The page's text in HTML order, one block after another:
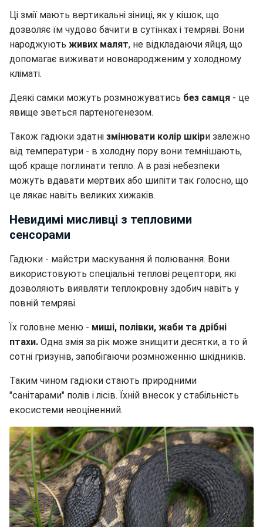
Ці змії мають вертикальні зіниці, як у кішок, що
дозволяє їм чудово бачити в сутінках і темряві. Вони
народжують живих малят, не відкладаючи яйця, що
допомагає виживати новонародженим у холодному
кліматі.
Деякі самки можуть розмножуватись без самця - це
явище зветься партеногенезом.
Також гадюки здатні змінювати колір шкіри залежно
від температури - в холодну пору вони темнішають,
щоб краще поглинати тепло. А в разі небезпеки
можуть вдавати мертвих або шипіти так голосно, що
це лякає навіть великих хижаків.
Невидимі мисливці з тепловими
сенсорами
Гадюки - майстри маскування й полювання. Вони
використовують спеціальні теплові рецептори, які
дозволяють виявляти теплокровну здобич навіть у
повній темряві.
Їх головне меню - миші, полівки, жаби та дрібні
птахи. Одна змія за рік може знищити десятки, а то й
сотні гризунів, запобігаючи розмноженню шкідників.
Таким чином гадюки стають природними
"санітарами" полів і лісів. Їхній внесок у стабільність
екосистеми неоціненний.